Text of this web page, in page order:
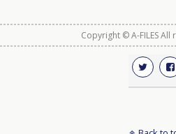
Copyright © A-FILES All